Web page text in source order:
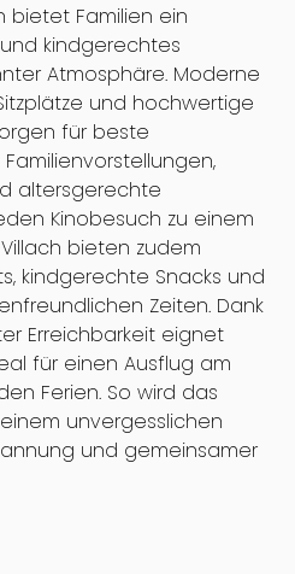
bietet Familien ein
kindgerechtes
Atmosphäre. Moderne
und hochwertige
für beste
altersgerechte
Kinobesuch zu einem
bieten zudem
kindgerechte Snacks und
Zeiten. Dank
Erreichbarkeit eignet
für einen Ausflug am
Ferien. So wird das
unvergesslichen
und gemeinsamer